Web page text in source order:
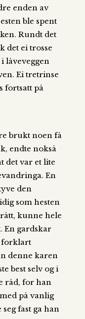
enden av
ble spent
Rundt det
det ei trosse
låveveggen
Ei tretrinse
fortsatt på
brukt noen få
endte nokså
det var et lite
En
den
som hesten
kunne hele
En gardskar
forklart
denne karen
best selv og i
råd, for han
på vanlig
fast ga han